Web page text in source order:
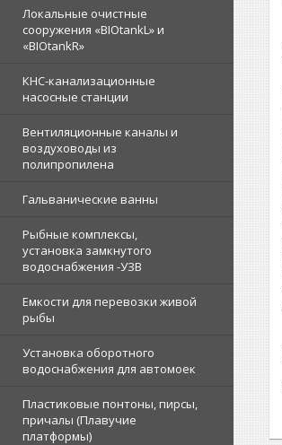
Локальные очистные
сооружения «BIOtankL» и
«BIOtankR»
КНС-канализационные
насосные станции
Вентиляционные каналы и
воздуховоды из
полипропилена
Гальванические ванны
Рыбные комплексы,
установка замкнутого
водоснабжения -УЗВ
Емкости для перевозки живой
рыбы
Установка оборотного
водоснабжения для автомоек
Пластиковые понтоны, пирсы,
причалы (Плавучие
платформы)